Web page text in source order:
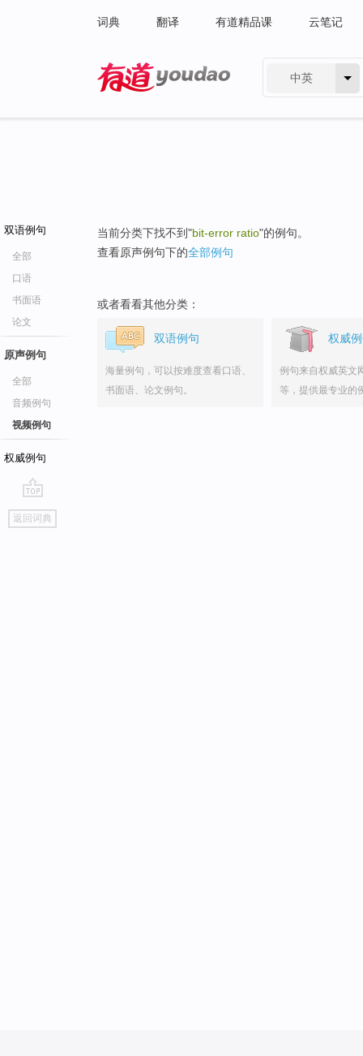
词典 翻译 有道精品课 云笔记
中英
双语例句
全部
口语
书面语
论文
原声例句
全部
音频例句
视频例句
权威例句
go
top
返回词典
当前分类下找不到"bit-error ratio"的例句。
查看原声例句下的全部例句
或者看看其他分类：
双语例句
海量例句，可以按难度查看口语、
书面语、论文例句。
权威
例句来自权威英文
等，提供最专业的